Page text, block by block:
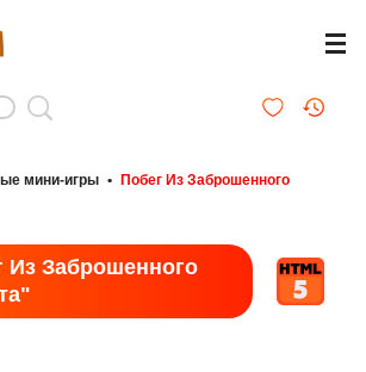
мини-игры •
Побег Из Заброшенного
Из Заброшенного